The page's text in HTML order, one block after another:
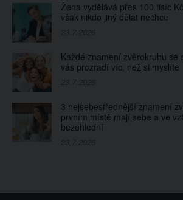
Žena vydělává přes 100 tisíc
však nikdo jiný dělat nechce
Každé znamení zvěrokruhu se
vás prozradí víc, než si myslíte
3 nejsebestřednější znamení
prvním místě mají sebe a ve
bezohlední